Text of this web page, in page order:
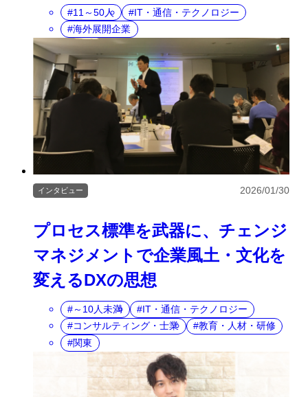
11～50人
IT・通信・テクノロジー
海外展開企業
プロセス標準を武器に、チェンジ
マネジメントで企業風土・文化を
変えるDXの思想
インタビュー 2026/01/30
～10人未満
IT・通信・テクノロジー
コンサルティング・士業
教育・人材・研修
関東